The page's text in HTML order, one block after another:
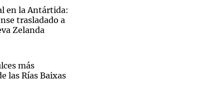
en la Antártida:
trasladado a
Zelanda
más
las Rías Baixas